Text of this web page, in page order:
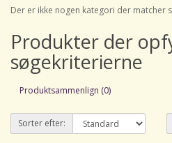
Der er ikke nogen kategori der matcher
Produkter der
søgekriterierne
Produktsammenlign (0)
Sorter efter: